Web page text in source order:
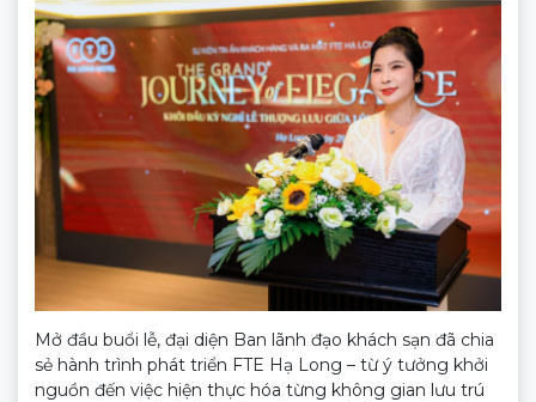
Mở đầu buổi lễ, đại diện Ban lãnh đạo khách sạn đã chia
sẻ hành trình phát triển FTE Hạ Long – từ ý tưởng khởi
nguồn đến việc hiện thực hóa từng không gian lưu trú